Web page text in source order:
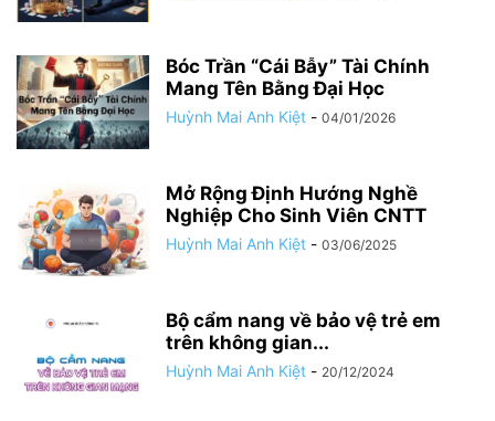
Bóc Trần “Cái Bẫy” Tài Chính
Mang Tên Bằng Đại Học
Huỳnh Mai Anh Kiệt - 04/01/2026
Mở Rộng Định Hướng Nghề
Nghiệp Cho Sinh Viên CNTT
Huỳnh Mai Anh Kiệt - 03/06/2025
Bộ cẩm nang về bảo vệ trẻ em
trên không gian...
Huỳnh Mai Anh Kiệt - 20/12/2024